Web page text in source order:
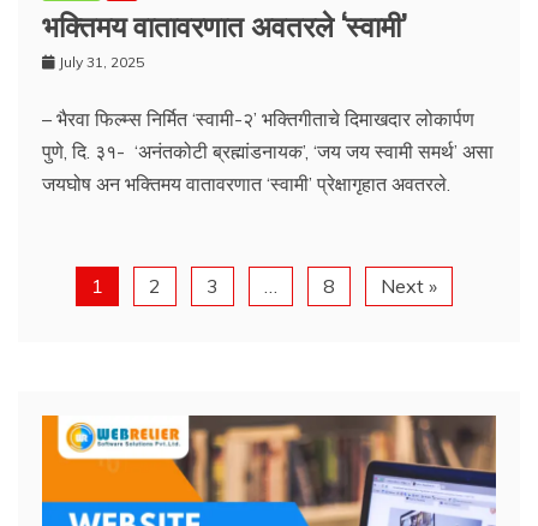
भक्तिमय वातावरणात अवतरले ‘स्वामी’
July 31, 2025
– भैरवा फिल्म्स निर्मित ‘स्वामी-२’ भक्तिगीताचे दिमाखदार लोकार्पण
पुणे, दि. ३१- ‘अनंतकोटी ब्रह्मांडनायक’, ‘जय जय स्वामी समर्थ’ असा
जयघोष अन भक्तिमय वातावरणात ‘स्वामी’ प्रेक्षागृहात अवतरले.
1 2 3 8 Next »